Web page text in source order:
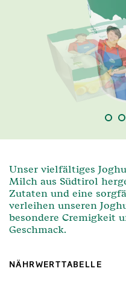
1 2
Unser vielfältiges
Milch aus Südtirol
Zutaten und eine
verleihen unseren
besondere Cremigkeit
Geschmack.
NÄHRWERTTABELLE